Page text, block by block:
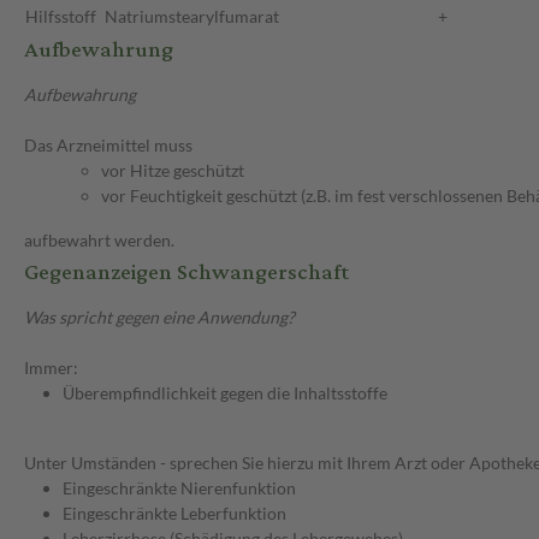
Hilfsstoff Natriumstearylfumarat +
Aufbewahrung
Aufbewahrung
Das Arzneimittel muss
vor Hitze geschützt
vor Feuchtigkeit geschützt (z.B. im fest verschlossenen
aufbewahrt werden.
Gegenanzeigen Schwangerschaft
Was spricht gegen eine Anwendung?
Immer:
Überempfindlichkeit gegen die Inhaltsstoffe
Unter Umständen - sprechen Sie hierzu mit Ihrem Arzt oder
Eingeschränkte Nierenfunktion
Eingeschränkte Leberfunktion